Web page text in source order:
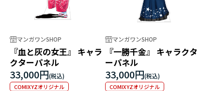
マンガワンSHOP
『血と灰の女王』 キャラ
クターパネル
33,000円
COMIXYZオリジナル
マンガワンSHOP
『一勝千金』 キャラクタ
ーパネル
33,000円
COMIXYZオリジナル